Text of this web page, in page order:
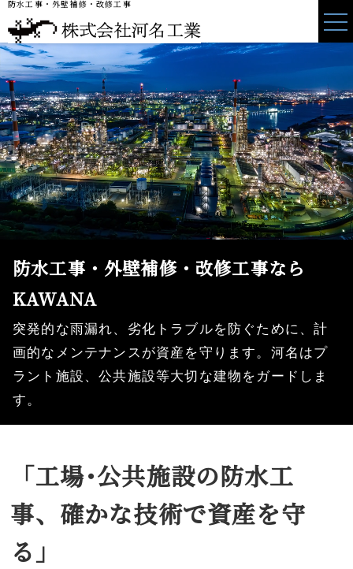
防水工事・外壁補修・改修工事
防水工事・外壁補修・改修工事なら
KAWANA
突発的な雨漏れ、劣化トラブルを防ぐために、計
画的なメンテナンスが資産を守ります。河名はプ
ラント施設、公共施設等大切な建物をガードしま
す。
「工場･公共施設の防水工
事、確かな技術で資産を守
る」